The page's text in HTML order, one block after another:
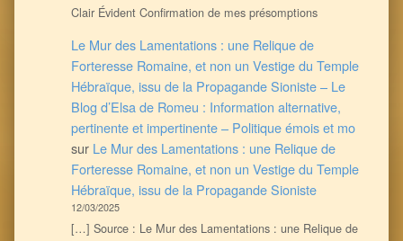
Clair Évident Confirmation de mes présomptions
Le Mur des Lamentations : une Relique de
Forteresse Romaine, et non un Vestige du Temple
Hébraïque, issu de la Propagande Sioniste – Le
Blog d’Elsa de Romeu : Information alternative,
pertinente et impertinente – Politique émois et mo
sur Le Mur des Lamentations : une Relique de
Forteresse Romaine, et non un Vestige du Temple
Hébraïque, issu de la Propagande Sioniste
12/03/2025
[…] Source : Le Mur des Lamentations : une Relique de